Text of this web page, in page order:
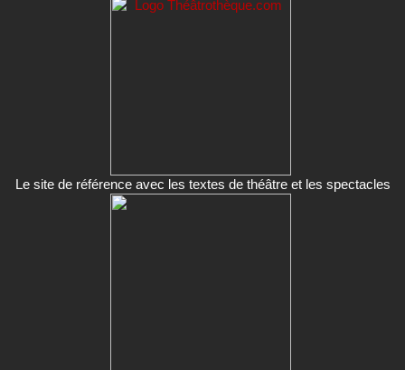
Le site de référence avec les textes de théâtre et les spectacles